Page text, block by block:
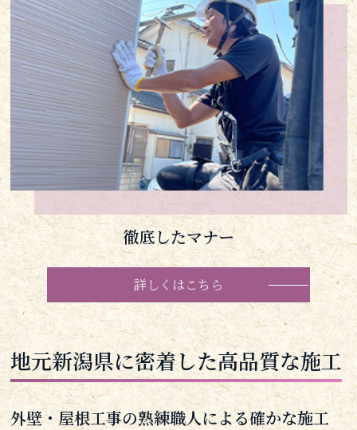
徹底したマナー
詳しくはこちら
地元新潟県に密着した高品質な施工
外壁・屋根工事の熟練職人による確かな施工